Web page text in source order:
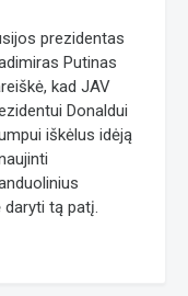
prezidentas
Putinas
kad JAV
Donaldui
iškėlus idėją
daryti tą patį.